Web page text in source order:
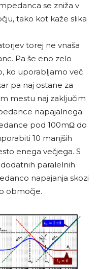
se zniža v
tako kot kaže slika
torej ne vnaša
Pa še eno zelo
ko uporabljamo več
pa naj ostane za
mestu naj zaključim
napajalnega
pod 100mΩ do
10 manjših
enega večjega. S
paralelnih
napajanja skozi
območje.